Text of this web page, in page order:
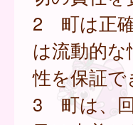
2 町は正
は流動的
性を保証
3 町は、